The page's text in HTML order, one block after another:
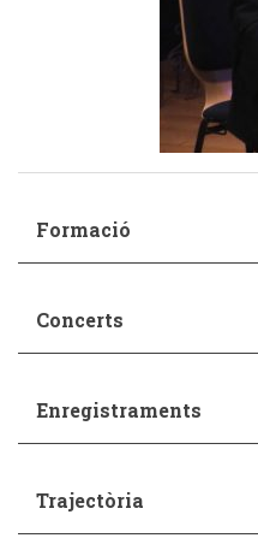
Formació
Concerts
Enregistraments
Trajectòria